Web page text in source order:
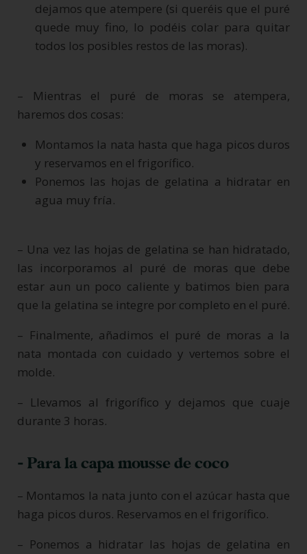
dejamos que atempere (si queréis que el puré
quede muy fino, lo podéis colar para quitar
todos los posibles restos de las moras).
– Mientras el puré de moras se atempera,
haremos dos cosas:
Montamos la nata hasta que haga picos duros
y reservamos en el frigorífico.
Ponemos las hojas de gelatina a hidratar en
agua muy fría.
– Una vez las hojas de gelatina se han hidratado,
las incorporamos al puré de moras que debe
estar aun un poco caliente y batimos bien para
que la gelatina se integre por completo en el puré.
– Finalmente, añadimos el puré de moras a la
nata montada con cuidado y vertemos sobre el
molde.
– Llevamos al frigorífico y dejamos que cuaje
durante 3 horas.
- Para la capa mousse de coco
– Montamos la nata junto con el azúcar hasta que
haga picos duros. Reservamos en el frigorífico.
– Ponemos a hidratar las hojas de gelatina en